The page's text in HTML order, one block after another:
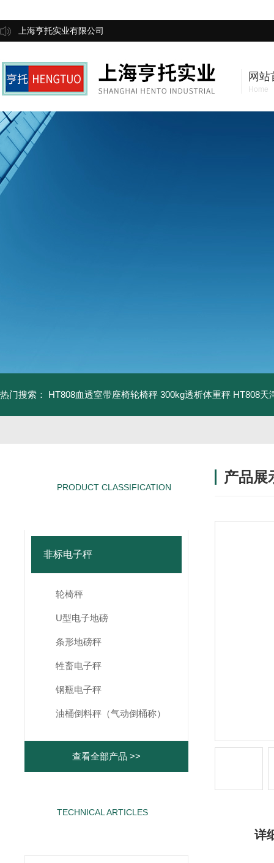
上海亨托实业有限公司
网站
Home
热门搜索： HT808血透室带座椅轮椅秤 300kg透析体重秤 HT808天
PRODUCT CLASSIFICATION
非标电子秤
轮椅秤
U型电子地磅
条形地磅秤
牲畜电子秤
钢瓶电子秤
油桶倒料秤（气动倒桶称）
查看全部产品 >>
TECHNICAL ARTICLES
产品展
详